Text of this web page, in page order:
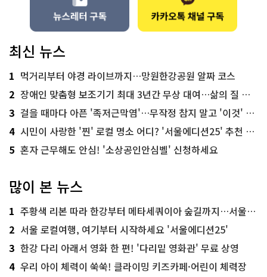
최신 뉴스
1 먹거리부터 야경 라이브까지…망원한강공원 알짜 코스
2 장애인 맞춤형 보조기기 최대 3년간 무상 대여…삶의 질 높인다
3 걸을 때마다 아픈 '족저근막염'…무작정 참지 말고 '이것' 해보세요!
4 시민이 사랑한 '찐' 로컬 명소 어디? '서울에디션25' 추천 코스
5 혼자 근무해도 안심! '소상공인안심벨' 신청하세요
많이 본 뉴스
1 주황색 리본 따라 한강부터 메타세쿼이아 숲길까지…서울둘레길 15코스
2 서울 로컬여행, 여기부터 시작하세요 '서울에디션25'
3 한강 다리 아래서 영화 한 편! '다리밑 영화관' 무료 상영
4 우리 아이 체력이 쑥쑥! 클라이밍 키즈카페·어린이 체력장